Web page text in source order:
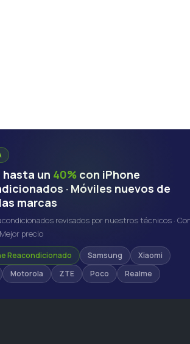
hasta un 40% con iPhone
· Móviles nuevos de
marcas
revisados por nuestros técnicos ·
precio
Reacondicionado Samsung
Xiaomi
Motorola ZTE Poco Realme